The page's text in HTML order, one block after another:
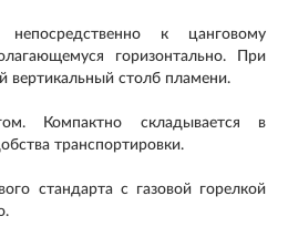
непосредственно к цанговому
горизонтально. При
вертикальный столб пламени.
Компактно складывается в
транспортировки.
стандарта с газовой горелкой